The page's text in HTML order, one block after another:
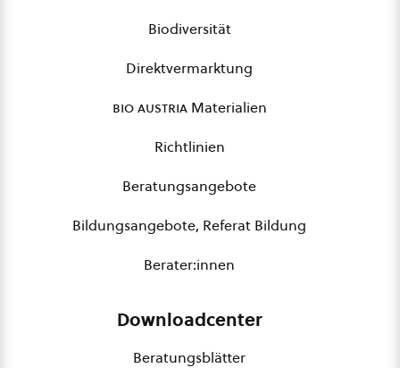
Biodiversität
Direktvermarktung
bio austriaMaterialien
Richtlinien
Beratungsangebote
Bildungsangebote, Referat Bildung
Berater:innen
Downloadcenter
Beratungsblätter